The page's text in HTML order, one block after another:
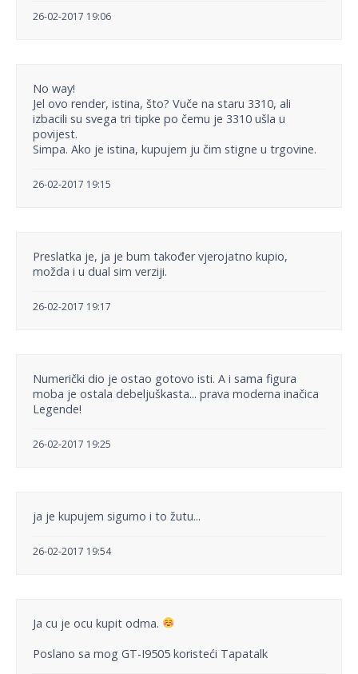
26-02-2017 19:06
No way!
Jel ovo render, istina, što? Vuče na staru 3310, ali
izbacili su svega tri tipke po čemu je 3310 ušla u
povijest.
Simpa. Ako je istina, kupujem ju čim stigne u trgovine.
26-02-2017 19:15
Preslatka je, ja je bum također vjerojatno kupio,
možda i u dual sim verziji.
26-02-2017 19:17
Numerički dio je ostao gotovo isti. A i sama figura
moba je ostala debeljuškasta... prava moderna inačica
Legende!
26-02-2017 19:25
ja je kupujem sigurno i to žutu...
26-02-2017 19:54
Ja cu je ocu kupit odma.
Poslano sa mog GT-I9505 koristeći Tapatalk